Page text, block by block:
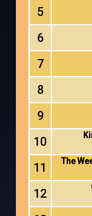
5
6
7
8
9
10
11
The
12